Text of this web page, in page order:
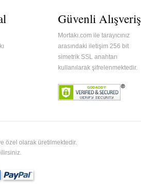
Güvenli Alışveriş
Mortakı.com ile tarayıcınız
arasındaki iletişim 256 bit
simetrik SSL anahtarı
kullanılarak şifrelenmektedir.
özel olarak üretilmektedir.